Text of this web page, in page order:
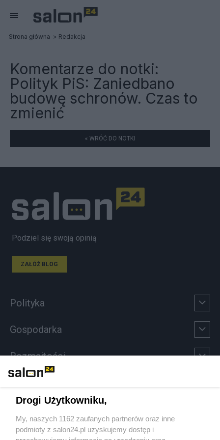
Strona główna Redakcja
Komentarze do notki:
Polityk PiS: Zaniedbano
budowę schronów. Czas to
zmienić
« WRÓĆ DO NOTKI
Podziel się swoją opinią
ZAŁÓŻ BLOG
Polityka
Gospodarka
Rozmaitości
Sport
Społeczeństwo
Drogi Użytkowniku,
My, naszych 1162 zaufanych partnerów oraz inne
podmioty z salon24.pl uzyskujemy dostęp i